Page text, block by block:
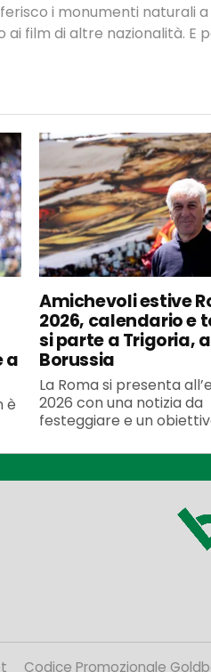
i monumenti naturali
film di altre nazionalità. E
a
è
Amichevoli estive
2026, calendario e
si parte a Trigoria,
Borussia
La Roma si presenta
2026 con una notizia da
festeggiare e un
Codice Promozionale